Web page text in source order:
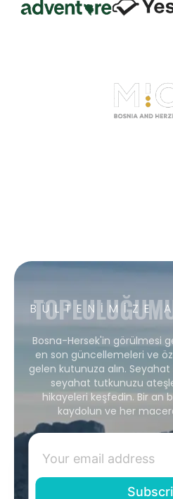
BÜLTENIMIZE
Bosna-Hersek'in görülmesi
en son güncellemeleri ve
gelen kutunuza alın. Seyahat
seyahat tutkunuzu
hikayeleri keşfedin. Bir an
kaydolun ve her